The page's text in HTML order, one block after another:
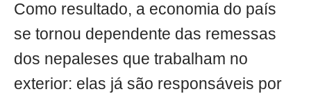
Como resultado, a economia do país
se tornou dependente das remessas
dos nepaleses que trabalham no
exterior: elas já são responsáveis por